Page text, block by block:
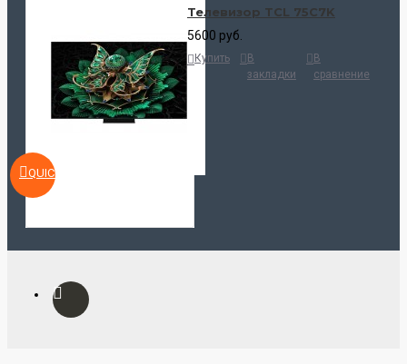
QUICKVIEW
Телевизор TCL 75C7K
5600 руб.
Купить
В
закладки
В
сравнение